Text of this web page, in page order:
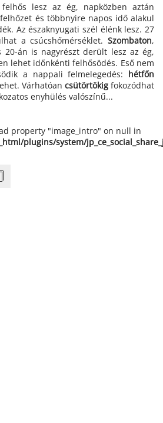
lesz az ég, napközben aztán
és többnyire napos idő alakul
Az északnyugati szél élénk lesz. 27
a csúcshőmérséklet. Szombaton,
20-án is nagyrészt derült lesz az ég,
lehet időnkénti felhősödés. Eső nem
a nappali felmelegedés: hétfőn
Várhatóan csütörtökigfokozódhat
enyhülés valószínű...
property "image_intro" on null in
plugins/system/